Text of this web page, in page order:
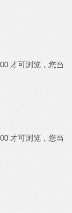
才可浏览，您当
才可浏览，您当